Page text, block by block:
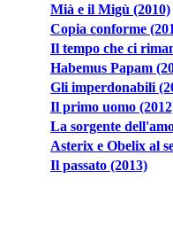
Mià e il Migù (2010)
Copia conforme
Il tempo che ci
Habemus Papam
Gli imperdonabili
Il primo uomo
La sorgente
Asterix e Obelix al
Il passato (2013)